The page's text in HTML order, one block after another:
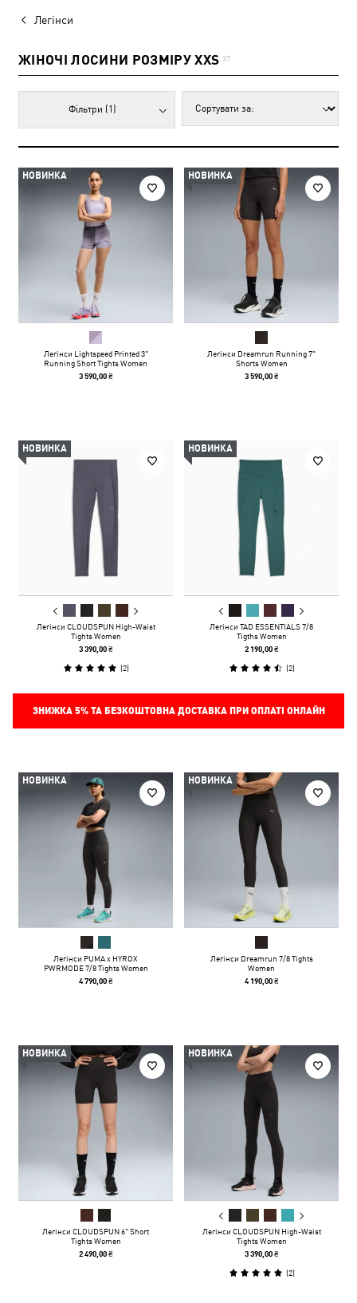
Легінси
ЖІНОЧІ ЛОСИНИ РОЗМІРУ XXS 37
Фільтри (1)
НОВИНКА
Легінси Lightspeed Printed 3"
Running Short Tights Women
3 590,00 ₴
НОВИНКА
Легінси Dreamrun Running 7"
Shorts Women
3 590,00 ₴
НОВИНКА
Легінси CLOUDSPUN High-Waist
Tights Women
3 390,00 ₴
(2)
НОВИНКА
Легінси TAD ESSENTIALS 7/8
Tigths Women
2 190,00 ₴
(2)
ЗНИЖКА 5%ТА БЕЗКОШТОВНА ДОСТАВКА ПРИ ОПЛАТІ ОНЛАЙН
НОВИНКА
Легінси PUMA x HYROX
PWRMODE 7/8 Tights Women
4 790,00 ₴
НОВИНКА
Легінси Dreamrun 7/8 Tights
Women
4 190,00 ₴
НОВИНКА
Легінси CLOUDSPUN 6" Short
Tights Women
2 490,00 ₴
НОВИНКА
Легінси CLOUDSPUN High-Waist
Tights Women
3 390,00 ₴
(2)